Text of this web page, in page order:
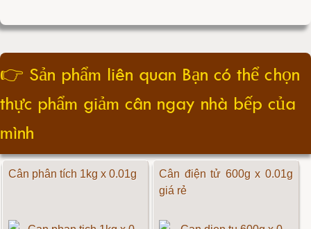
👉 Sản phẩm liên quan Bạn có thể chọn
thực phẩm giảm cân ngay nhà bếp của
mình
Cân phân tích 1kg x 0.01g
Cân điện tử 600g x 0.01g
giá rẻ